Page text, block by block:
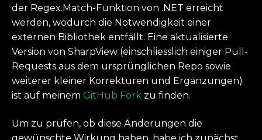
der Regex.Match-Funktion von .NET erreicht
werden, wodurch die Notwendigkeit einer
externen Bibliothek entfällt. Eine aktualisierte
Version von SharpView (einschliesslich einiger Pull-
Requests aus dem ursprünglichen Repo sowie
weiterer kleiner Korrekturen und Ergänzungen)
ist auf meinem GitHub Fork zu finden.
Um zu prüfen, ob diese Änderungen die